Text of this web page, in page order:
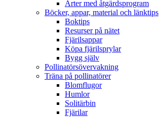
Arter med åtgärdsprogram
Böcker, appar, material och länktips
Boktips
Resurser på nätet
Fjärilsappar
Köpa fjärilsprylar
Bygg själv
Pollinatörsövervakning
Träna på pollinatörer
Blomflugor
Humlor
Solitärbin
Fjärilar